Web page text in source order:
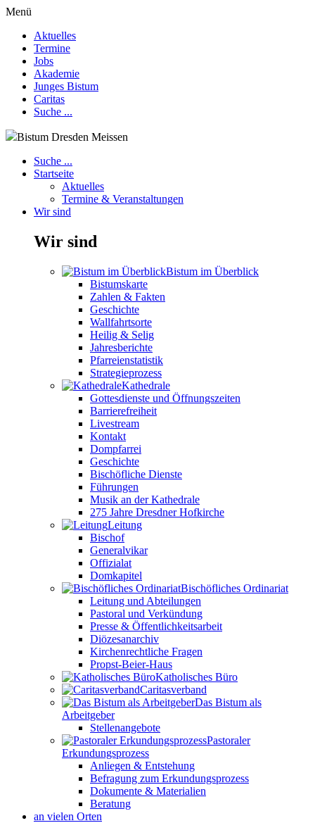
Menü
Aktuelles
Termine
Jobs
Akademie
Junges Bistum
Caritas
Suche ...
Bistum Dresden Meissen
Suche ...
Startseite
Aktuelles
Termine & Veranstaltungen
Wir sind
Wir sind
Bistum im Überblick
Bistumskarte
Zahlen & Fakten
Geschichte
Wallfahrtsorte
Heilig & Selig
Jahresberichte
Pfarreienstatistik
Strategieprozess
Kathedrale
Gottesdienste und Öffnungszeiten
Barrierefreiheit
Livestream
Kontakt
Dompfarrei
Geschichte
Bischöfliche Dienste
Führungen
Musik an der Kathedrale
275 Jahre Dresdner Hofkirche
Leitung
Bischof
Generalvikar
Offizialat
Domkapitel
Bischöfliches Ordinariat
Leitung und Abteilungen
Pastoral und Verkündung
Presse & Öffentlichkeitsarbeit
Diözesanarchiv
Kirchenrechtliche Fragen
Propst-Beier-Haus
Katholisches Büro
Caritasverband
Das Bistum als
Arbeitgeber
Stellenangebote
Pastoraler
Erkundungsprozess
Anliegen & Entstehung
Befragung zum Erkundungsprozess
Dokumente & Materialien
Beratung
an vielen Orten